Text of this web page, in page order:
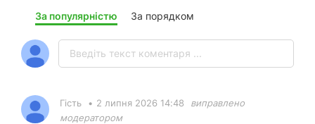
За популярністю За порядком
Гість • 2 липня 2026 14:48
виправлено
модератором